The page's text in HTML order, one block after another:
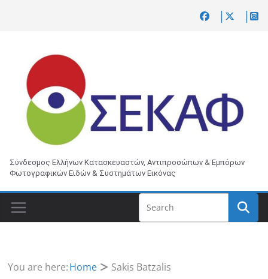
Σύνδεσμος Ελλήνων Κατασκευαστών, Αντιπροσώπων & Εμπόρων
Φωτογραφικών Ειδών & Συστημάτων Εικόνας
You are here:Home Sakis Batzalis